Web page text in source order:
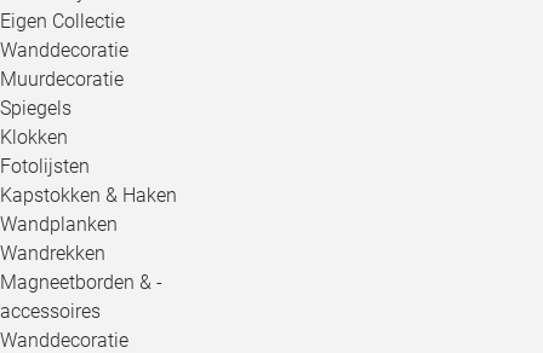
Eigen Collectie
Wanddecoratie
Muurdecoratie
Spiegels
Klokken
Fotolijsten
Kapstokken & Haken
Wandplanken
Wandrekken
Magneetborden & -
accessoires
Wanddecoratie